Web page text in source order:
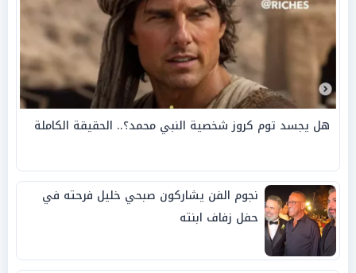
هل يجسد توم كروز شخصية النبي محمد؟.. الحقيقة الكاملة
نجوم الفن يشاركون صبحي خليل فرحته في
حفل زفاف ابنته